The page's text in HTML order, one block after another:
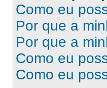
Como eu
Por que a
Por que a
Como eu
Como eu